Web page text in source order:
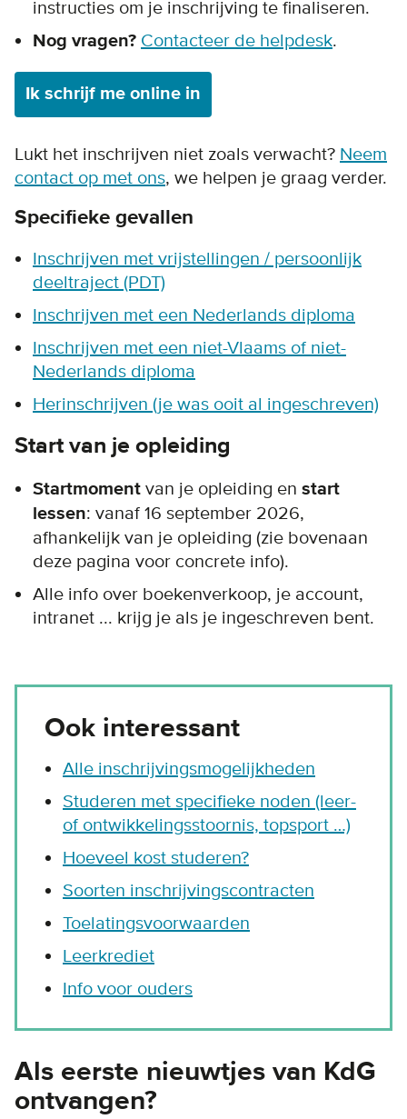
instructies om je inschrijving te finaliseren.
Nog vragen? Contacteer de helpdesk.
Ik schrijf me online in
Lukt het inschrijven niet zoals verwacht? Neem
contact op met ons, we helpen je graag verder.
Specifieke gevallen
Inschrijven met vrijstellingen / persoonlijk
deeltraject (PDT)
Inschrijven met een Nederlands diploma
Inschrijven met een niet-Vlaams of niet-
Nederlands diploma
Herinschrijven (je was ooit al ingeschreven)
Start van je opleiding
Startmoment van je opleiding en start
lessen: vanaf 16 september 2026,
afhankelijk van je opleiding (zie bovenaan
deze pagina voor concrete info).
Alle info over boekenverkoop, je account,
intranet ... krijg je als je ingeschreven bent.
Ook interessant
Alle inschrijvingsmogelijkheden
Studeren met specifieke noden (leer-
of ontwikkelingsstoornis, topsport …)
Hoeveel kost studeren?
Soorten inschrijvingscontracten
Toelatingsvoorwaarden
Leerkrediet
Info voor ouders
Als eerste nieuwtjes van KdG
ontvangen?